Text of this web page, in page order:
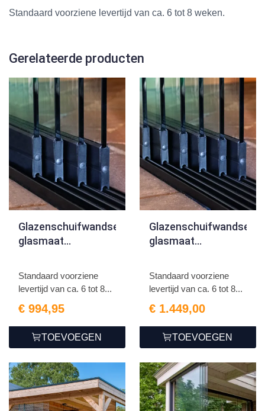
Standaard voorziene levertijd van ca. 6 tot 8 weken.
Gerelateerde producten
Glazenschuifwandset,
glasmaat
4-sporig antraciet
Standaard voorziene
levertijd van ca. 6 tot 8...
€ 994,95
TOEVOEGEN
Glazenschuifwandset,
glasmaat
6-sporig antraciet
Standaard voorziene
levertijd van ca. 6 tot 8...
€ 1.449,00
TOEVOEGEN